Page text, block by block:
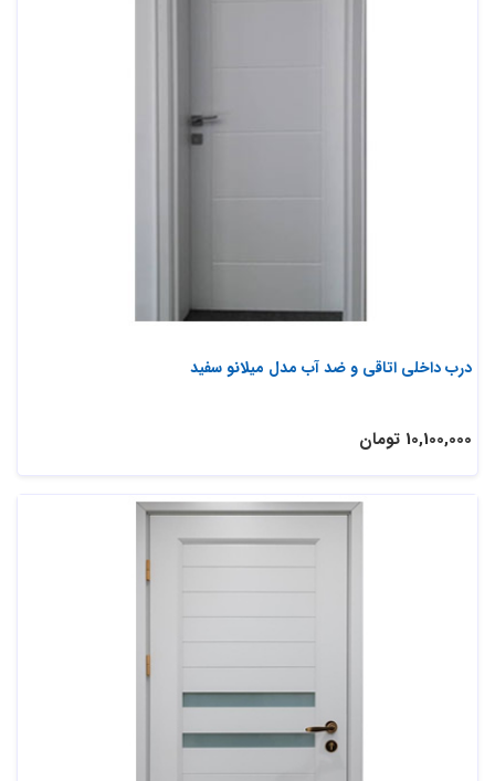
درب داخلی اتاقی و ضد آب مدل میلانو سفید
10,100,000 تومان